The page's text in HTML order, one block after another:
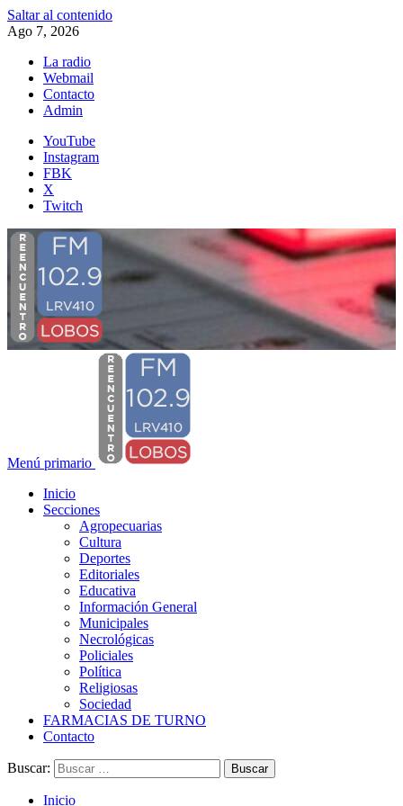
Saltar al contenido
Ago 7, 2026
La radio
Webmail
Contacto
Admin
YouTube
Instagram
FBK
X
Twitch
Menú primario
Inicio
Secciones
Agropecuarias
Cultura
Deportes
Editoriales
Educativa
Información General
Municipales
Necrológicas
Policiales
Política
Religiosas
Sociedad
FARMACIAS DE TURNO
Contacto
Buscar:
Inicio